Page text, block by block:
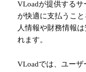
VLoadが提供する
が快適に支払うこ
人情報や財務情報
れます。
VLoadでは、ユー